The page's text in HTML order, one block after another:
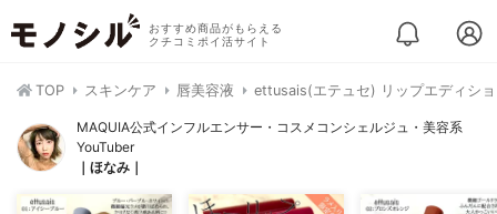
おすすめ商品がもらえる
クチコミポイ活サイト
TOP スキンケア 唇美容液 ettusais(エテュセ) リップエディシ
MAQUIA公式インフルエンサー・コスメコンシェルジュ・美容系
YouTuber
｜ほなみ｜